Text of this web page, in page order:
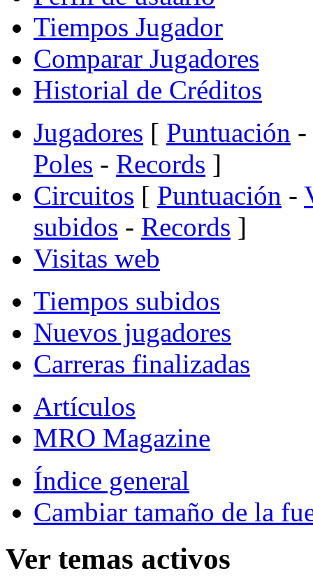
Tiempos Jugador
Comparar Jugadores
Historial de Créditos
Jugadores [ Puntuación -
Poles - Records ]
Circuitos [ Puntuación -
subidos - Records ]
Visitas web
Tiempos subidos
Nuevos jugadores
Carreras finalizadas
Artículos
MRO Magazine
Índice general
Cambiar tamaño de la
Ver temas activos